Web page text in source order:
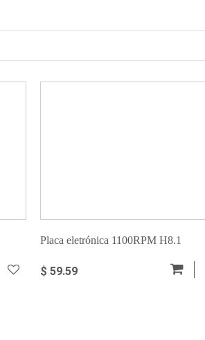
Placa eletrónica 1100RPM H8.1
$ 59.59